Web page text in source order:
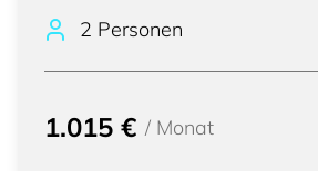
2 Personen
1.015 € / Monat